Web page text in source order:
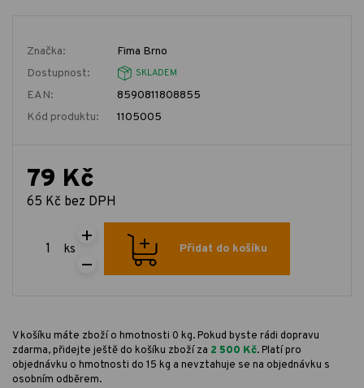
Značka:
Fima Brno
Dostupnost:
SKLADEM
EAN:
8590811808855
Kód produktu:
1105005
79 Kč
65 Kč bez DPH
ks Přidat do košíku
V košíku máte zboží o hmotnosti 0 kg. Pokud byste rádi dopravu
zdarma, přidejte ještě do košíku zboží za 2 500 Kč. Platí pro
objednávku o hmotnosti do 15 kg a nevztahuje se na objednávku s
osobním odběrem.